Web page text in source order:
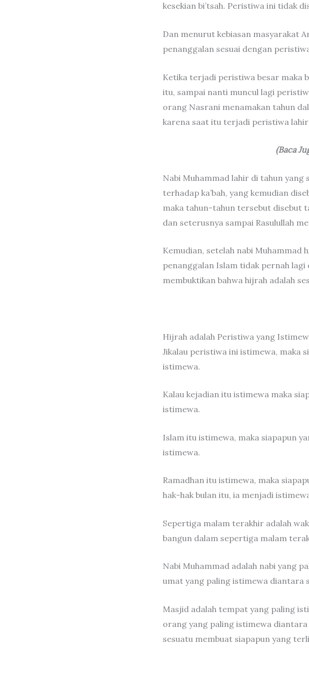
kesekian bi’tsah. Peristiwa ini tidak
Dan menurut kebiasan masyarakat
penanggalan sesuai dengan
Ketika terjadi peristiwa besar maka
itu, sampai nanti muncul lagi
orang Nasrani menamakan tahun
karena saat itu terjadi peristiwa
(Baca
Nabi Muhammad lahir di tahun
terhadap ka’bah, yang kemudian
maka tahun-tahun tersebut disebut
dan seterusnya sampai Rasulullah
Kemudian, setelah nabi Muhammad
penanggalan Islam tidak pernah
membuktikan bahwa hijrah adalah
Hijrah adalah Peristiwa yang
Jikalau peristiwa ini istimewa, maka
istimewa.
Kalau kejadian itu istimewa maka
istimewa.
Islam itu istimewa, maka siapapun
istimewa.
Ramadhan itu istimewa, maka
hak-hak bulan itu, ia menjadi
Sepertiga malam terakhir adalah
bangun dalam sepertiga malam
Nabi Muhammad adalah nabi yang
umat yang paling istimewa diantara
Masjid adalah tempat yang paling
orang yang paling istimewa
sesuatu membuat siapapun yang